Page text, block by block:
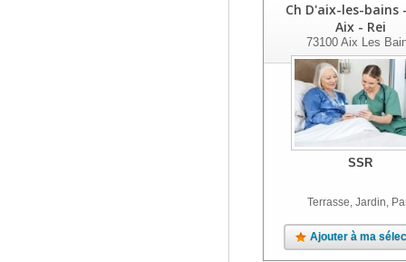
Ch D'aix-les-bains
Aix - Rei
73100 Aix Les
SSR
Terrasse, Jardin,
Ajouter à ma